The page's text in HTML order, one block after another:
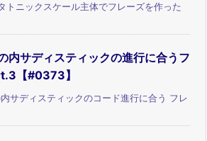
トニックスケール主体でフレーズを作った
内サディスティックの進行に合うフ
【#0373】
サディスティックのコード進行に合う フレ